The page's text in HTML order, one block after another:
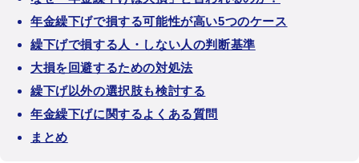
年金繰下げで損する可能性が高い5つのケース
繰下げで損する人・しない人の判断基準
大損を回避するための対処法
繰下げ以外の選択肢も検討する
年金繰下げに関するよくある質問
まとめ